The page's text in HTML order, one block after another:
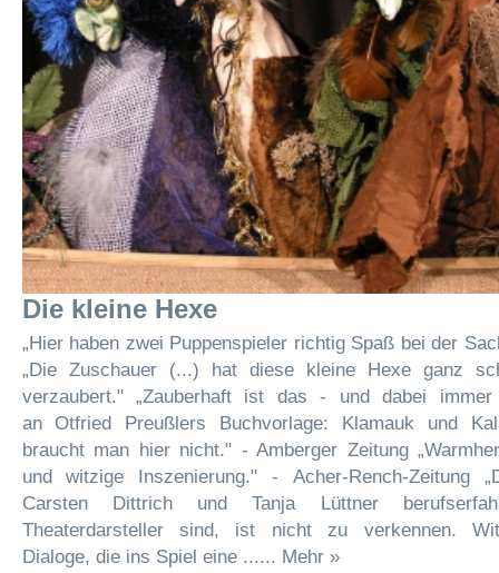
Die kleine Hexe
„Hier haben zwei Puppenspieler richtig Spaß bei der
„Die Zuschauer (...) hat diese kleine Hexe ganz
verzaubert." „Zauberhaft ist das - und dabei immer
an Otfried Preußlers Buchvorlage: Klamauk und
braucht man hier nicht." - Amberger Zeitung
und witzige Inszenierung." - Acher-Rench-Zeitung
Carsten Dittrich und Tanja Lüttner
Theaterdarsteller sind, ist nicht zu verkennen.
Dialoge, die ins Spiel eine ...... Mehr »